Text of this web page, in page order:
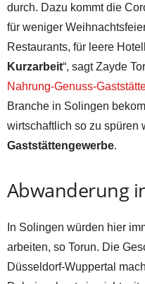
durch. Dazu kommt die
für weniger
Restaurants, für leere
Kurzarbeit“, sagt Zayde
Nahrung-Genuss-
Branche in Solingen
wirtschaftlich so zu spüren
Gaststättengewerbe.
Abwanderung
In Solingen würden hier
arbeiten, so Torun. Die
Düsseldorf-Wuppertal